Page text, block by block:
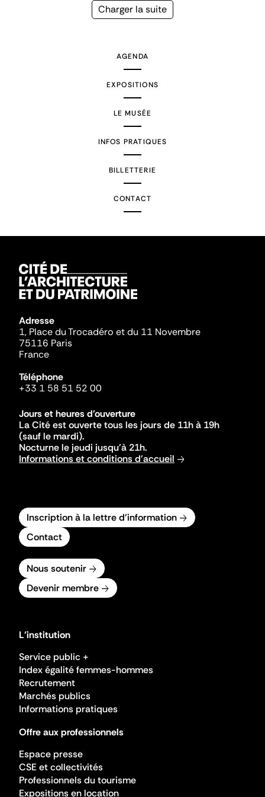
Page
Charger la suite
AGENDA
EXPOSITIONS
LE MUSÉE
INFOS PRATIQUES
BILLETTERIE
CONTACT
Adresse
1, Place du Trocadéro et du 11 Novembre
75116 Paris
France
Téléphone
+33 1 58 51 52 00
Jours et heures d'ouverture
La Cité est ouverte tous les jours de 11h à 19h
(sauf le mardi).
Nocturne le jeudi jusqu'à 21h.
Informations et conditions d'accueil
Inscription à la lettre d'information
Contact
Nous soutenir
Devenir membre
L'institution
Service public +
Index égalité femmes-hommes
Recrutement
Marchés publics
Informations pratiques
Offre aux professionnels
Espace presse
CSE et collectivités
Professionnels du tourisme
Expositions en location